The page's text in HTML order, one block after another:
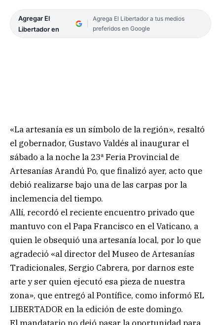
Agregar El
Libertador en
Agrega El Libertador a tus medios
preferidos en Google
«La artesanía es un símbolo de la región», resaltó
el gobernador, Gustavo Valdés al inaugurar el
sábado a la noche la 23ª Feria Provincial de
Artesanías Arandú Po, que finalizó ayer, acto que
debió realizarse bajo una de las carpas por la
inclemencia del tiempo.
Allí, recordó el reciente encuentro privado que
mantuvo con el Papa Francisco en el Vaticano, a
quien le obsequió una artesanía local, por lo que
agradeció «al director del Museo de Artesanías
Tradicionales, Sergio Cabrera, por darnos este
arte y ser quien ejecutó esa pieza de nuestra
zona», que entregó al Pontífice, como informó EL
LIBERTADOR en la edición de este domingo.